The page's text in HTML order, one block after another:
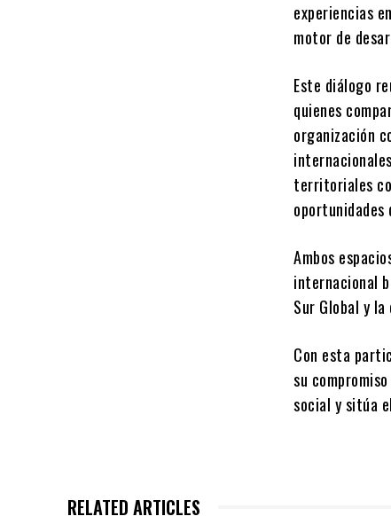
experiencias
motor de
Este diálogo
quienes
organización
territoriales
Ambos
internacional
Sur Global y
Con esta
su
social y sitúa
RELATED ARTICLES